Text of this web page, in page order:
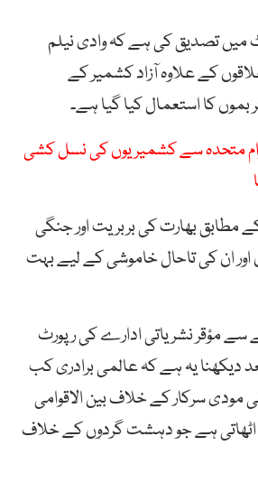
میں تصدیق کی ہے کہ وادی نیلم
کے علاوہ آزاد کشمیر کے
بموں کا استعمال کیا گیا ہے۔
متحدہ سے کشمیریوں کی نسل کشی
مطابق بھارت کی بربریت اور جنگی
اور ان کی تاحال خاموشی کے لیے بہت
سے مؤقر نشریاتی ادارے کی رپورٹ
دیکھنا یہ ہے کہ عالمی برادری کب
مودی سرکار کے خلاف بین الاقوامی
اٹھاتی ہے جو دہشت گردوں کے خلاف